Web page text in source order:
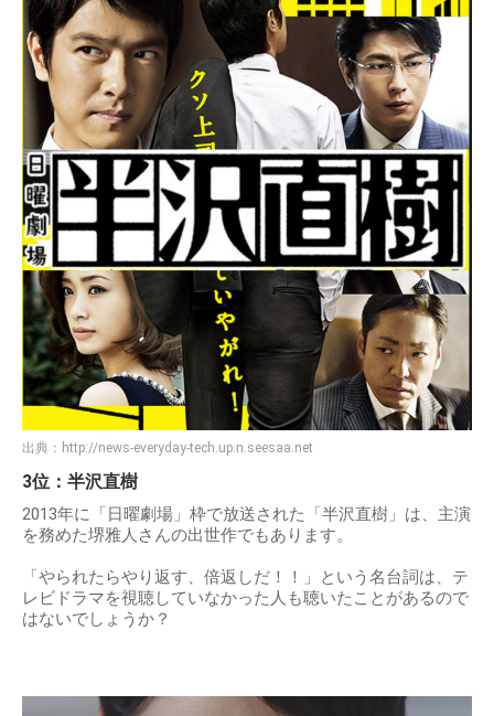
出典： http://news-everyday-tech.up.n.seesaa.net
3位：半沢直樹
2013年に「日曜劇場」枠で放送された「半沢直樹」は、主演
を務めた堺雅人さんの出世作でもあります。
「やられたらやり返す、倍返しだ！！」という名台詞は、テ
レビドラマを視聴していなかった人も聴いたことがあるので
はないでしょうか？